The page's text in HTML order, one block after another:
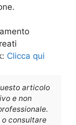
Clicca qui
articolo
e non
consultare